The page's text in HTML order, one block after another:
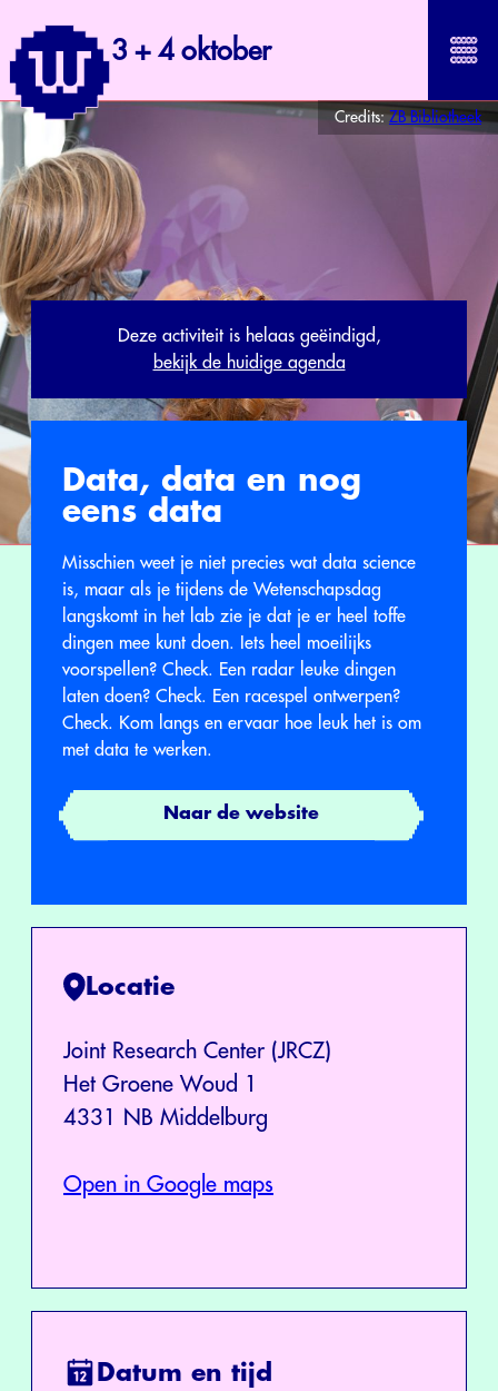
3 + 4 oktober
Credits:ZB Bibliotheek
Deze activiteit is helaas geëindigd,
bekijk de huidige agenda
Data, data en nog
eens data
Misschien weet je niet precies wat data science
is, maar als je tijdens de Wetenschapsdag
langskomt in het lab zie je dat je er heel toffe
dingen mee kunt doen. Iets heel moeilijks
voorspellen? Check. Een radar leuke dingen
laten doen? Check. Een racespel ontwerpen?
Check. Kom langs en ervaar hoe leuk het is om
met data te werken.
Naar de website
Locatie
Joint Research Center (JRCZ)
Het Groene Woud 1
4331 NB Middelburg
Open in Google maps
Datum en tijd